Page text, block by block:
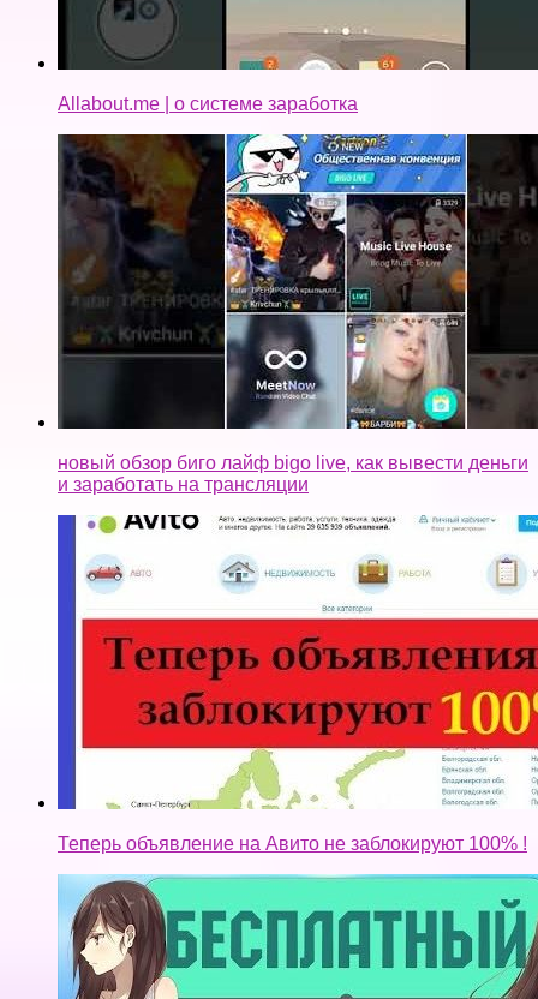
Allabout.me | о системе заработка
новый обзор биго лайф bigo live, как вывести деньги
и заработать на трансляции
Теперь объявление на Авито не заблокируют 100% !